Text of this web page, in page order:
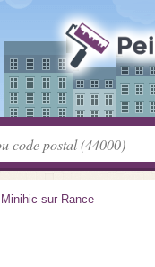
Minihic-sur-Rance